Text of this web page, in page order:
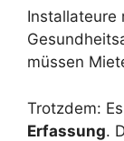
Installateure
müssen
Trotzdem:
Erfassung.